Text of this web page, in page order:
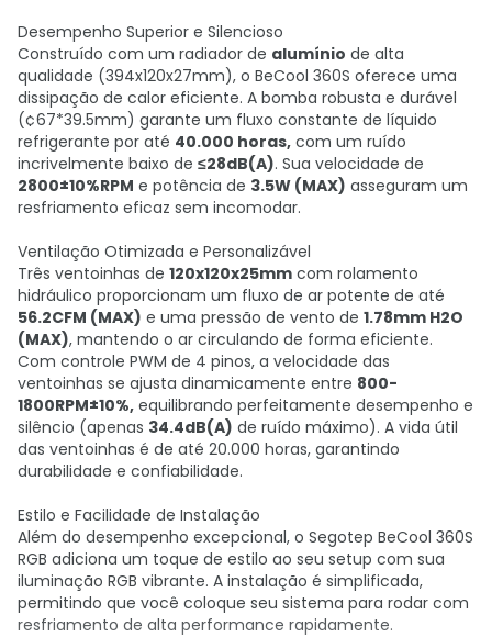
Desempenho Superior e Silencioso
Construído com um radiador de alumínio de alta
qualidade (394x120x27mm), o BeCool 360S oferece uma
dissipação de calor eficiente. A bomba robusta e durável
(¢67*39.5mm) garante um fluxo constante de líquido
refrigerante por até 40.000 horas, com um ruído
incrivelmente baixo de ≤28dB(A). Sua velocidade de
2800±10%RPM e potência de 3.5W (MAX) asseguram um
resfriamento eficaz sem incomodar.
Ventilação Otimizada e Personalizável
Três ventoinhas de 120x120x25mm com rolamento
hidráulico proporcionam um fluxo de ar potente de até
56.2CFM (MAX) e uma pressão de vento de 1.78mm H2O
(MAX), mantendo o ar circulando de forma eficiente.
Com controle PWM de 4 pinos, a velocidade das
ventoinhas se ajusta dinamicamente entre 800-
1800RPM±10%, equilibrando perfeitamente desempenho e
silêncio (apenas 34.4dB(A) de ruído máximo). A vida útil
das ventoinhas é de até 20.000 horas, garantindo
durabilidade e confiabilidade.
Estilo e Facilidade de Instalação
Além do desempenho excepcional, o Segotep BeCool 360S
RGB adiciona um toque de estilo ao seu setup com sua
iluminação RGB vibrante. A instalação é simplificada,
permitindo que você coloque seu sistema para rodar com
resfriamento de alta performance rapidamente.